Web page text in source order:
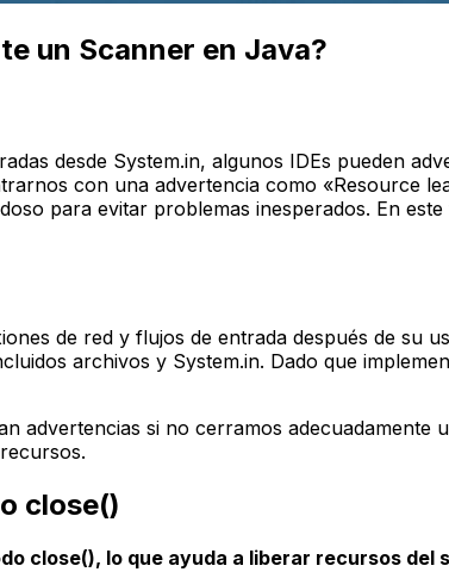
un Scanner en Java?
desde System.in, algunos IDEs pueden
con una advertencia como «Resource
para evitar problemas inesperados. En
de red y flujos de entrada después de su
archivos y System.in. Dado que
advertencias si no cerramos adecuadamente
close()
close(), lo que ayuda a liberar recursos del